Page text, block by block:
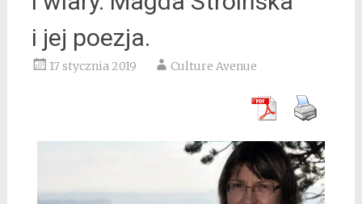
i jej poezja.
17 stycznia 2019 Culture Avenue